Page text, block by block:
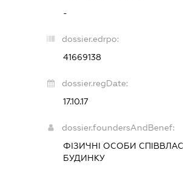
-
dossier.edrpo:
41669138
dossier.regDate:
17.10.17
dossier.foundersAndBenef:
ФІЗИЧНІ ОСОБИ
БУДИНКУ